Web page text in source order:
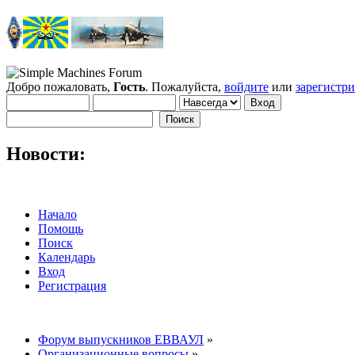
Добро пожаловать, Гость. Пожалуйста, войдите или
Новости:
Начало
Помощь
Поиск
Календарь
Вход
Регистрация
Форум выпускников ЕВВАУЛ »